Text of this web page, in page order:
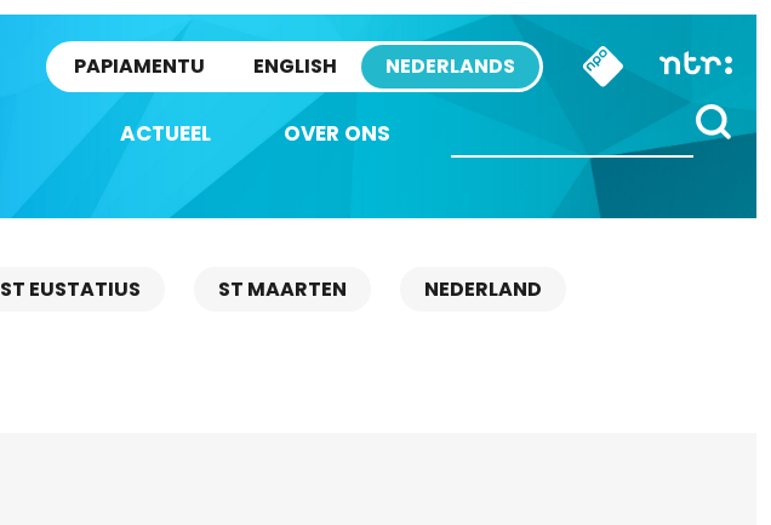
PAPIAMENTU ENGLISH NEDERLANDS
ACTUEEL OVER ONS
ST EUSTATIUS ST MAARTEN NEDERLAND